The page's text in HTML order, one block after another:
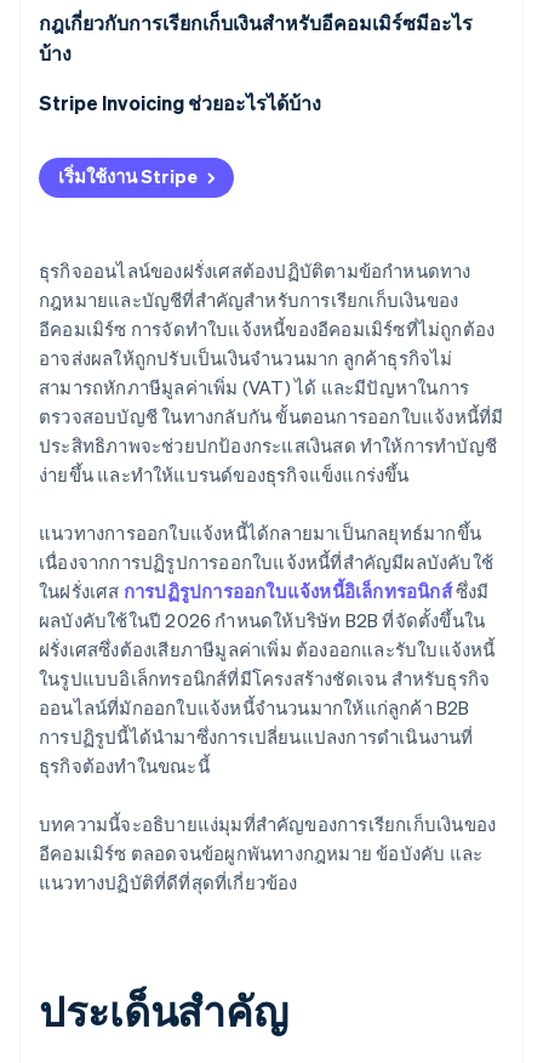
ภาพรวมการปฏิรูป
กฎเกี่ยวกับการเรียกเก็บเงินสำหรับอีคอมเมิร์ซมีอะไร
บ้าง
วันที่ออก
ประกาศทางกฎหมายภาคบังคับ
ระบบการระบุหมายเลขที่เข้มงวด
การปฏิบัติตามข้อกำหนดเกี่ยวกับวันครบกำหนดชำระ
เงิน
การจัดเก็บใบแจ้งหนี้เป็นเวลา 10 ปี
ค่าปรับ
Stripe Invoicing ช่วยอะไรได้บ้าง
เริ่มใช้งาน Stripe
ธุรกิจออนไลน์ของฝรั่งเศสต้องปฏิบัติตามข้อกำหนดทาง
กฎหมายและบัญชีที่สำคัญสำหรับการเรียกเก็บเงินของ
อีคอมเมิร์ซ การจัดทำใบแจ้งหนี้ของอีคอมเมิร์ซที่ไม่ถูกต้อง
อาจส่งผลให้ถูกปรับเป็นเงินจำนวนมาก ลูกค้าธุรกิจไม่
สามารถหักภาษีมูลค่าเพิ่ม (VAT) ได้ และมีปัญหาในการ
ตรวจสอบบัญชี ในทางกลับกัน ขั้นตอนการออกใบแจ้งหนี้ที่มี
ประสิทธิภาพจะช่วยปกป้องกระแสเงินสด ทำให้การทำบัญชี
ง่ายขึ้น และทำให้แบรนด์ของธุรกิจแข็งแกร่งขึ้น
แนวทางการออกใบแจ้งหนี้ได้กลายมาเป็นกลยุทธ์มากขึ้น
เนื่องจากการปฏิรูปการออกใบแจ้งหนี้ที่สำคัญมีผลบังคับใช้
ในฝรั่งเศส การปฏิรูปการออกใบแจ้งหนี้อิเล็กทรอนิกส์ซึ่งมี
ผลบังคับใช้ในปี 2026 กำหนดให้บริษัท B2B ที่จัดตั้งขึ้นใน
ฝรั่งเศสซึ่งต้องเสียภาษีมูลค่าเพิ่ม ต้องออกและรับใบแจ้งหนี้
ในรูปแบบอิเล็กทรอนิกส์ที่มีโครงสร้างชัดเจน สำหรับธุรกิจ
ออนไลน์ที่มักออกใบแจ้งหนี้จำนวนมากให้แก่ลูกค้า B2B
การปฏิรูปนี้ได้นำมาซึ่งการเปลี่ยนแปลงการดำเนินงานที่
ธุรกิจต้องทำในขณะนี้
บทความนี้จะอธิบายแง่มุมที่สำคัญของการเรียกเก็บเงินของ
อีคอมเมิร์ซ ตลอดจนข้อผูกพันทางกฎหมาย ข้อบังคับ และ
แนวทางปฏิบัติที่ดีที่สุดที่เกี่ยวข้อง
ประเด็นสำคัญ